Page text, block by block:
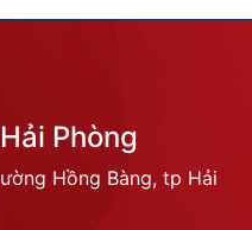
Phòng
Hồng Bàng, tp Hải